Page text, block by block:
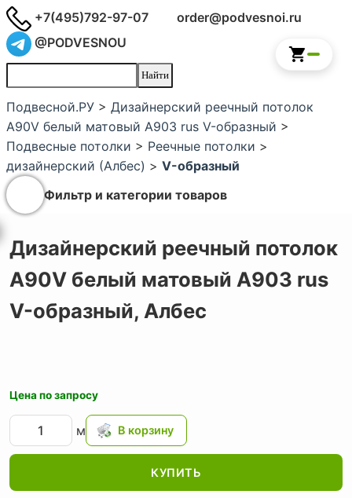
+7(495)792-97-07
order@podvesnoi.ru
@PODVESNOU
Подвесной.РУ > Дизайнерский реечный потолок
A90V белый матовый А903 rus V-образный >
Подвесные потолки > Реечные потолки >
дизайнерский (Албес) > V-образный
Фильтр и категории товаров
Дизайнерский реечный потолок
A90V белый матовый А903 rus
V-образный, Албес
Цена по запросу
м
КУПИТЬ